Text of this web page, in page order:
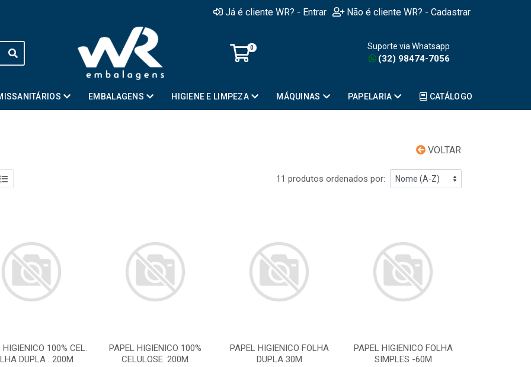
Já é cliente WR? - Entrar Não é cliente WR? - Cadastrar
0 Suporte via Whatsapp
(32) 98474-7056
EMBALAGENS HIGIENE E LIMPEZA MÁQUINAS PAPELARIA CATÁLOGO
VOLTAR
11 produtos ordenados por:
HIGIENICO 100% CEL.
DUPLA . 200M
PAPEL HIGIENICO 100%
CELULOSE. 200M
PAPEL HIGIENICO FOLHA
DUPLA 30M
PAPEL HIGIENICO FOLHA
SIMPLES -60M